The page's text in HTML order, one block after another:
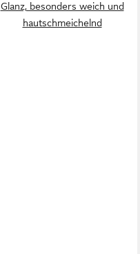
Glanz, besonders weich und
hautschmeichelnd